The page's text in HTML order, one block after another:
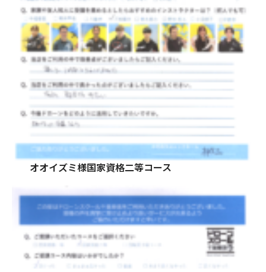
オオイズミ様国家資格二等コース